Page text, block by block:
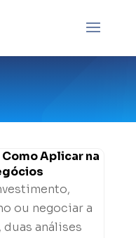
Aplicar na
ou negociar a
análises